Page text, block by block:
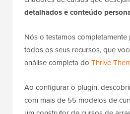
detalhados e conteúdo
Nós o testamos
todos os seus recursos, que
análise completa do Thrive
Ao configurar o plugin,
com mais de 55 modelos de